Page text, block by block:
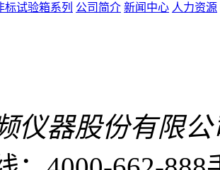
标试验箱系列 公司简介 新闻中心 人力资源
仪器股份有限公